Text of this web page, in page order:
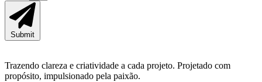
Submit
Trazendo clareza e criatividade a cada projeto. Projetado com
propósito, impulsionado pela paixão.